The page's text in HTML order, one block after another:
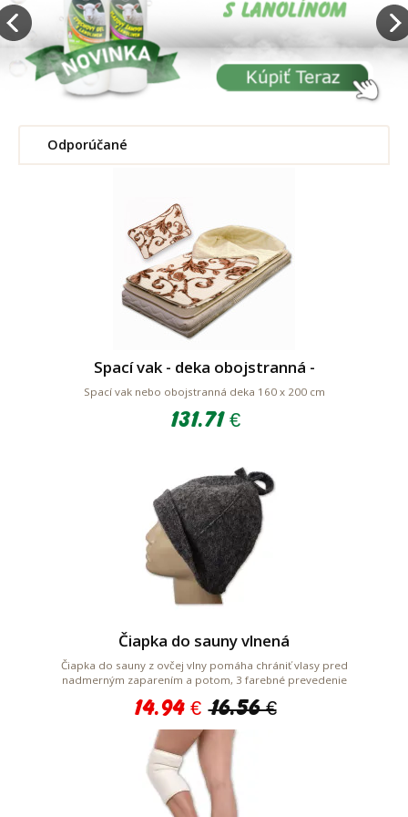
Odporúčané
Spací vak - deka obojstranná -
Spací vak nebo obojstranná deka 160 x 200 cm
131.71 €
Čiapka do sauny vlnená
Čiapka do sauny z ovčej vlny pomáha chrániť vlasy pred
nadmerným zaparením a potom, 3 farebné prevedenie
14.94 € 16.56 €